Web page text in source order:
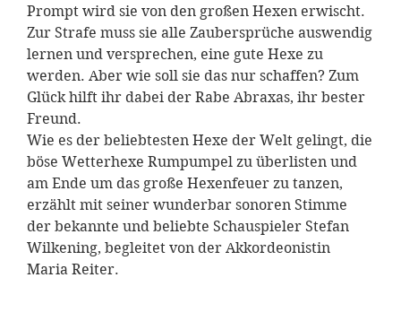
Prompt wird sie von den großen Hexen erwischt.
Zur Strafe muss sie alle Zaubersprüche auswendig
lernen und versprechen, eine gute Hexe zu
werden. Aber wie soll sie das nur schaffen? Zum
Glück hilft ihr dabei der Rabe Abraxas, ihr bester
Freund.
Wie es der beliebtesten Hexe der Welt gelingt, die
böse Wetterhexe Rumpumpel zu überlisten und
am Ende um das große Hexenfeuer zu tanzen,
erzählt mit seiner wunderbar sonoren Stimme
der bekannte und beliebte Schauspieler Stefan
Wilkening, begleitet von der Akkordeonistin
Maria Reiter.